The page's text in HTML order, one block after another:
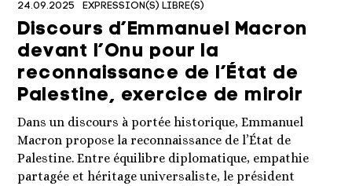
24.09.2025 EXPRESSION(S) LIBRE(S)
Discours d’Emmanuel Macron
devant l’Onu pour la
reconnaissance de l’État de
Palestine, exercice de miroir
Dans un discours à portée historique, Emmanuel
Macron propose la reconnaissance de l’État de
Palestine. Entre équilibre diplomatique, empathie
partagée et héritage universaliste, le président